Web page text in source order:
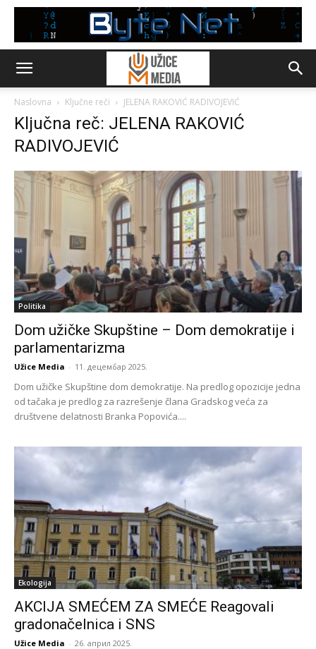
Naslovna Ključne reči JELENA RAKOVIĆ RADIVOJEVIĆ
Ključna reč: JELENA RAKOVIĆ
RADIVOJEVIĆ
Politika
Dom užičke Skupštine – Dom demokratije i
parlamentarizma
Užice Media - 11. децембар 2025.
Dom užičke Skupštine dom demokratije. Na predlog opozicije jedna
od tačaka je predlog za razrešenje člana Gradskog veća za
društvene delatnosti Branka Popovića....
Ekologija
AKCIJA SMEĆEM ZA SMEĆE Reagovali
gradonačelnica i SNS
Užice Media - 26. април 2025.